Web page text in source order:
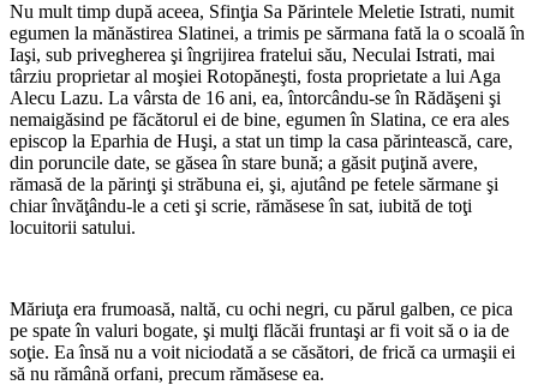
Nu mult timp după aceea, Sfinţia Sa Părintele Meletie Istrati, numit
egumen la mănăstirea Slatinei, a trimis pe sărmana fată la o scoală în
Iaşi, sub privegherea şi îngrijirea fratelui său, Neculai Istrati, mai
târziu proprietar al moşiei Rotopăneşti, fosta proprietate a lui Aga
Alecu Lazu. La vârsta de 16 ani, ea, întorcându-se în Rădăşeni şi
nemaigăsind pe făcătorul ei de bine, egumen în Slatina, ce era ales
episcop la Eparhia de Huşi, a stat un timp la casa părintească, care,
din poruncile date, se găsea în stare bună; a găsit puţină avere,
rămasă de la părinţi şi străbuna ei, şi, ajutând pe fetele sărmane şi
chiar învăţându-le a ceti şi scrie, rămăsese în sat, iubită de toţi
locuitorii satului.
Măriuţa era frumoasă, naltă, cu ochi negri, cu părul galben, ce pica
pe spate în valuri bogate, şi mulţi flăcăi fruntaşi ar fi voit să o ia de
soţie. Ea însă nu a voit niciodată a se căsători, de frică ca ur­maşii ei
să nu rămână orfani, precum rămă­sese ea.